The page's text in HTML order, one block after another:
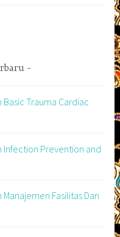
Basic Trauma Cardiac
Infection Prevention and
Fasilitas Dan